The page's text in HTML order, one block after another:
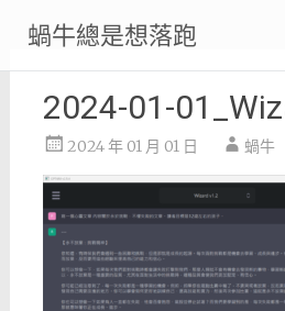
content
蝸牛總是想落跑
2024-01-
2024 年 01 月 01 日 蝸牛